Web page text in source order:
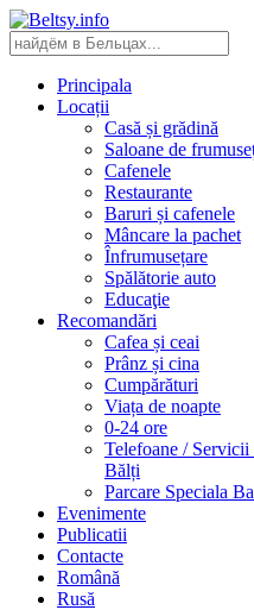
Principala
Locații
Casă și grădină
Saloane de
Cafenele
Restaurante
Baruri și cafenele
Mâncare la pachet
Înfrumusețare
Spălătorie auto
Educaţie
Recomandări
Cafea și ceai
Prânz și cina
Cumpărături
Viața de noapte
0-24 ore
Telefoane / Servicii
Bălți
Parcare Speciala
Evenimente
Publicatii
Contacte
Română
Rusă